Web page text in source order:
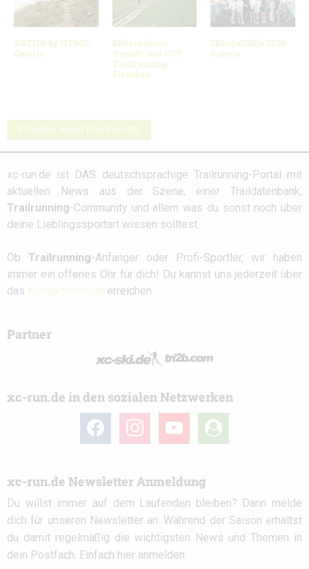
KAT100 by UTMB:
Galerie
Bildergalerie
Dynafit und OTF
Trailrunning
Strecken
3Kings3Hills 2026:
Galerie
Schreibe einen Kommentar
xc-run.de ist DAS deutschsprachige Trailrunning-Portal mit
aktuellen News aus der Szene, einer Traildatenbank,
Trailrunning-Community und allem was du sonst noch über
deine Lieblingssportart wissen solltest.
Ob Trailrunning-Anfänger oder Profi-Sportler, wir haben
immer ein offenes Ohr für dich! Du kannst uns jederzeit über
das Kontaktformular erreichen.
Partner
xc-run.de in den sozialen Netzwerken
facebook instagramyoutube
user-
circle
xc-run.de Newsletter Anmeldung
Du willst immer auf dem Laufenden bleiben? Dann melde
dich für unseren Newsletter an. Während der Saison erhältst
du damit regelmäßig die wichtigsten News und Themen in
dein Postfach. Einfach hier anmelden: